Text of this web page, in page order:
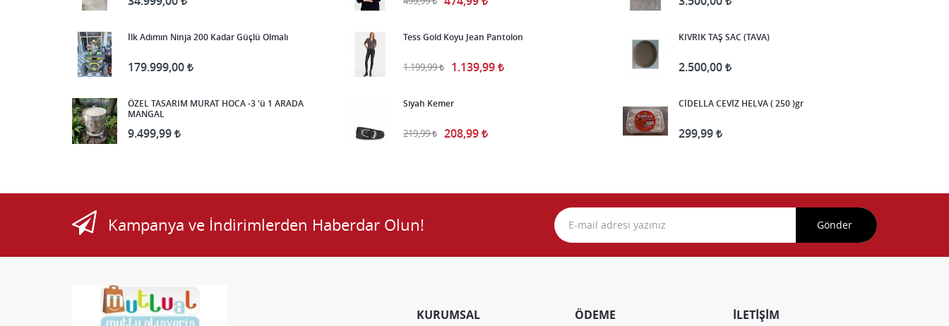
İlk Adımın Ninja 200 Kadar Güçlü Olmalı
179.999,00
ÖZEL TASARIM MURAT HOCA -3 'ü 1 ARADA
MANGAL
9.499,99
Tess Gold Koyu Jean Pantolon
1.199,99 1.139,99
Siyah Kemer
219,99 208,99
KIVRIK TAŞ SAC (TAVA)
2.500,00
CİDELLA CEVİZ HELVA ( 250 )gr
299,99
Kampanya ve İndirimlerden Haberdar Olun! Gönder
KURUMSAL ÖDEME İLETİŞİM